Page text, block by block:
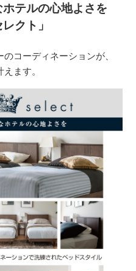
テルの心地よさを
クト」
コーディネーションが、
ます。